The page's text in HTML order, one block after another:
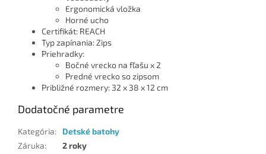
Ergonomická vložka
Horné ucho
Certifikát: REACH
Typ zapínania: Zips
Priehradky:
Bočné vrecko na fľašu x 2
Predné vrecko so zipsom
Približné rozmery: 32 x 38 x 12 cm
Dodatočné parametre
Kategória:
Detské batohy
Záruka:
2 roky